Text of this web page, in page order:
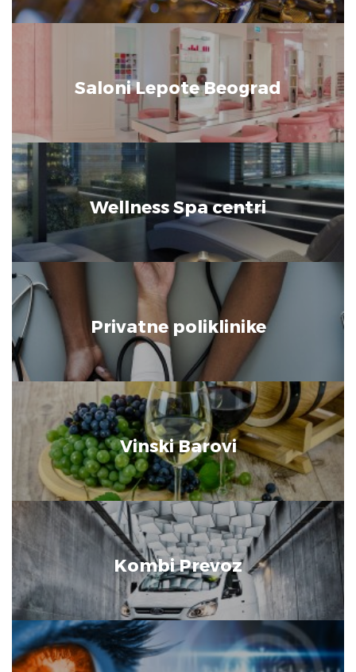
Saloni Lepote Beograd
Wellness Spa centri
Privatne poliklinike
Vinski Barovi
Kombi Prevoz